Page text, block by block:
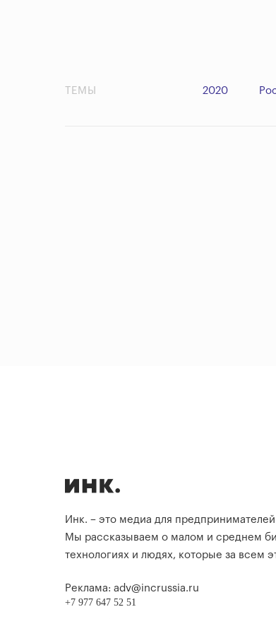
ТЕМЫ 2020
Инк. – это медиа для
Мы рассказываем о малом и среднем
технологиях и людях, которые за всем
Реклама: adv@incrussia.ru
+7 977 647 52 51